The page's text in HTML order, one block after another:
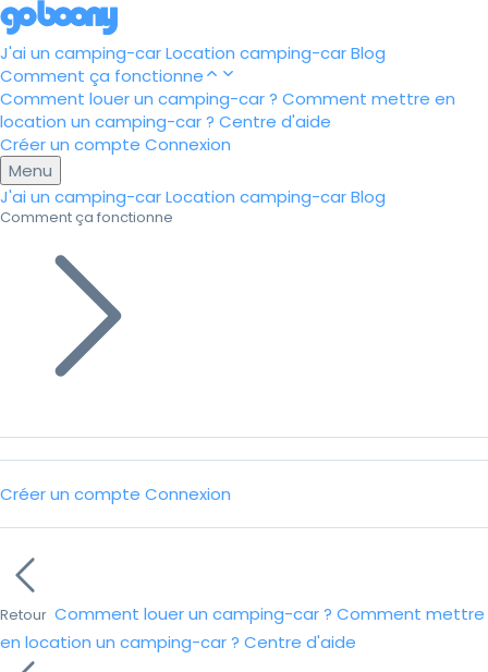
J'ai un camping-carLocation camping-carBlog
Comment ça fonctionne
Comment louer un camping-car ? Comment mettre en
location un camping-car ? Centre d'aide
Créer un compte Connexion
Menu
J'ai un camping-carLocation camping-carBlog
Comment ça fonctionne
Créer un compte Connexion
Retour Comment louer un camping-car ? Comment mettre
en location un camping-car ? Centre d'aide